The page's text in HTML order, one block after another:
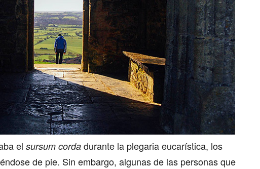
el sursum corda durante la plegaria eucarística, los
de pie. Sin embargo, algunas de las personas que